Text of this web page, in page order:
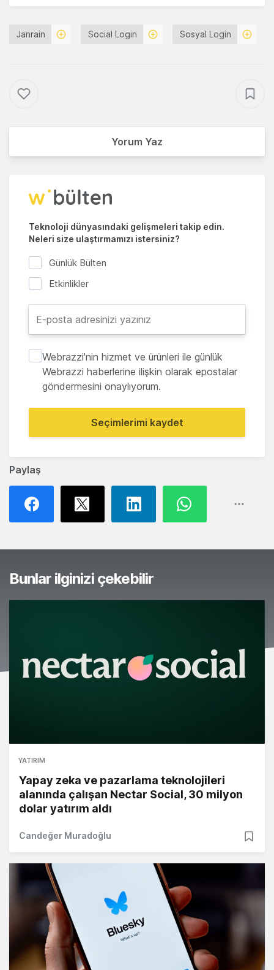
Paylaş
Janrain Social Login Sosyal Login
Yorum Yaz
Teknoloji dünyasındaki gelişmeleri takip edin.
Neleri size ulaştırmamızı istersiniz?
Günlük Bülten
Etkinlikler
Webrazzi'nin hizmet ve ürünleri ile günlük
Webrazzi haberlerine ilişkin olarak epostalar
göndermesini onaylıyorum.
Seçimlerimi kaydet
Bunlar ilginizi çekebilir
YATIRIM
Yapay zeka ve pazarlama teknolojileri
alanında çalışan Nectar Social, 30 milyon
dolar yatırım aldı
Candeğer Muradoğlu